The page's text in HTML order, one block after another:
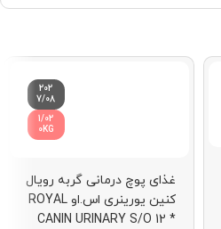
202
7/08
1/02
0KG
غذای پوچ درمانی گربه رویال
کنین یورینری اس.او ROYAL
CANIN URINARY S/O 12 *